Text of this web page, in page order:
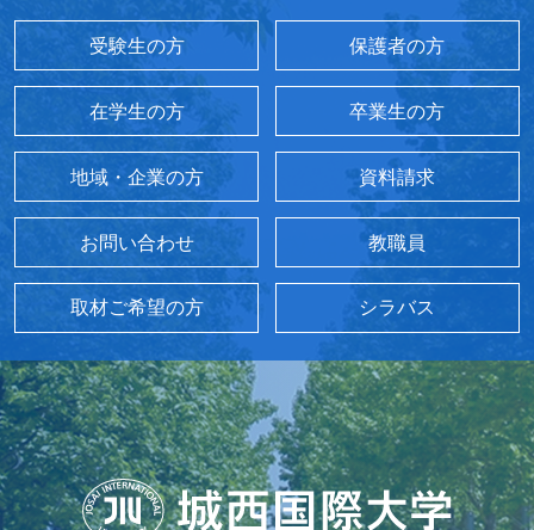
受験生の方 保護者の方
在学生の方 卒業生の方
地域・企業の方 資料請求
お問い合わせ 教職員
取材ご希望の方 シラバス